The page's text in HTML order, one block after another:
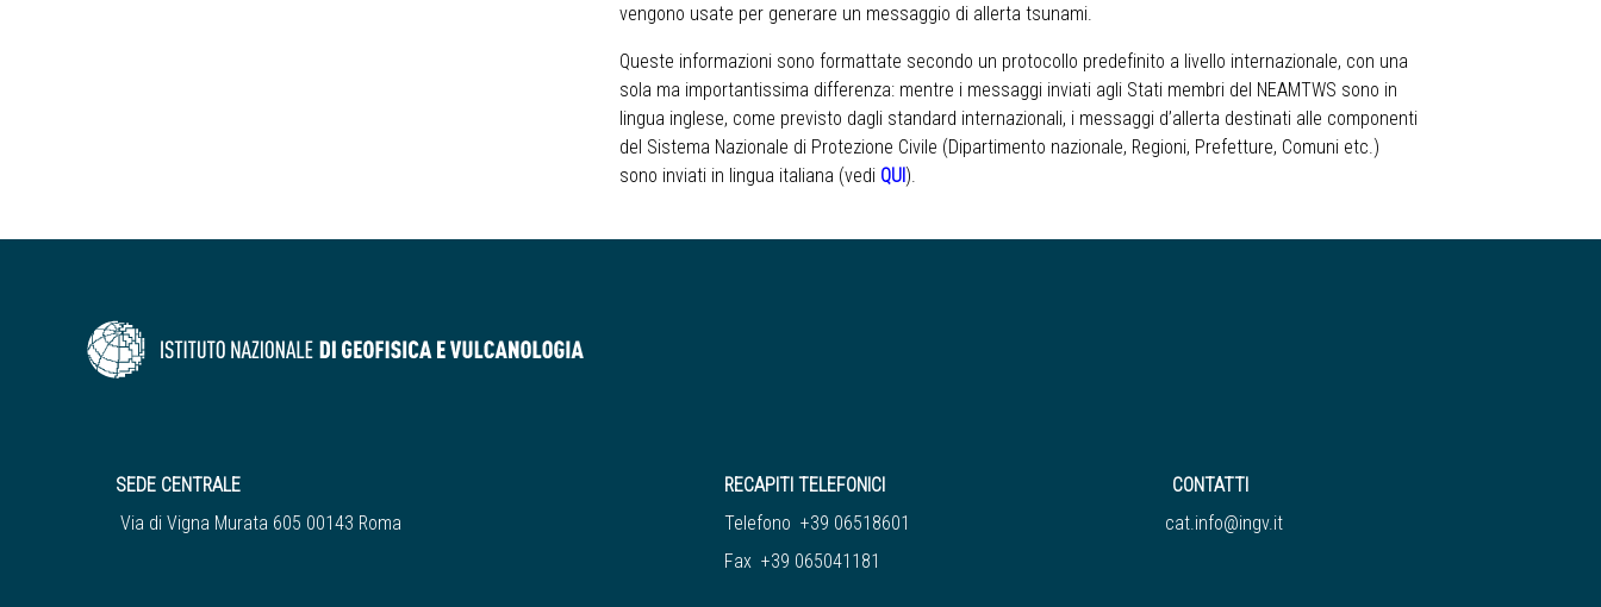
vengono usate per generare un messaggio di allerta tsunami.
Queste informazioni sono formattate secondo un protocollo predefinito a livello internazionale, con una
sola ma importantissima differenza: mentre i messaggi inviati agli Stati membri del NEAMTWS sono in
lingua inglese, come previsto dagli standard internazionali, i messaggi d’allerta destinati alle componenti
del Sistema Nazionale di Protezione Civile (Dipartimento nazionale, Regioni, Prefetture, Comuni etc.)
sono inviati in lingua italiana (vedi QUI).
SEDE CENTRALE
Via di Vigna Murata 605 00143 Roma
RECAPITI TELEFONICI
Telefono +39 06518601
Fax +39 065041181
CONTATTI
cat.info@ingv.it